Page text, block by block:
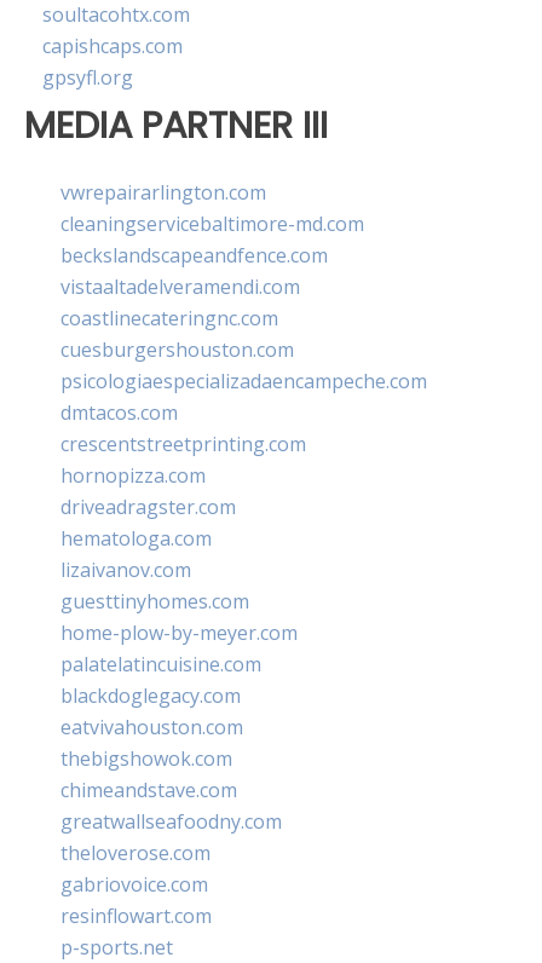
soultacohtx.com
capishcaps.com
gpsyfl.org
MEDIA PARTNER III
vwrepairarlington.com
cleaningservicebaltimore-md.com
beckslandscapeandfence.com
vistaaltadelveramendi.com
coastlinecateringnc.com
cuesburgershouston.com
psicologiaespecializadaencampeche.com
dmtacos.com
crescentstreetprinting.com
hornopizza.com
driveadragster.com
hematologa.com
lizaivanov.com
guesttinyhomes.com
home-plow-by-meyer.com
palatelatincuisine.com
blackdoglegacy.com
eatvivahouston.com
thebigshowok.com
chimeandstave.com
greatwallseafoodny.com
theloverose.com
gabriovoice.com
resinflowart.com
p-sports.net